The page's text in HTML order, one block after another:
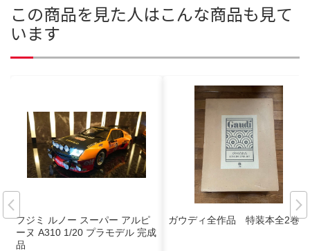
この商品を見た人はこんな商品も見て
います
フジミ ルノー スーパー アルピ
ーヌ A310 1/20 プラモデル 完成
品
ガウディ全作品 特装本全2巻